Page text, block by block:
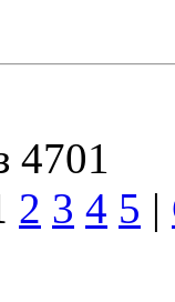
4701
2 3 4 5 |